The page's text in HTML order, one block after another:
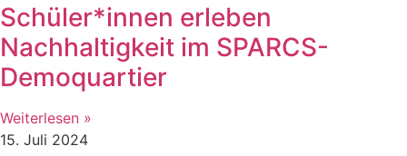
Schüler*innen erleben
Nachhaltigkeit im SPARCS-
Demoquartier
Weiterlesen »
15. Juli 2024